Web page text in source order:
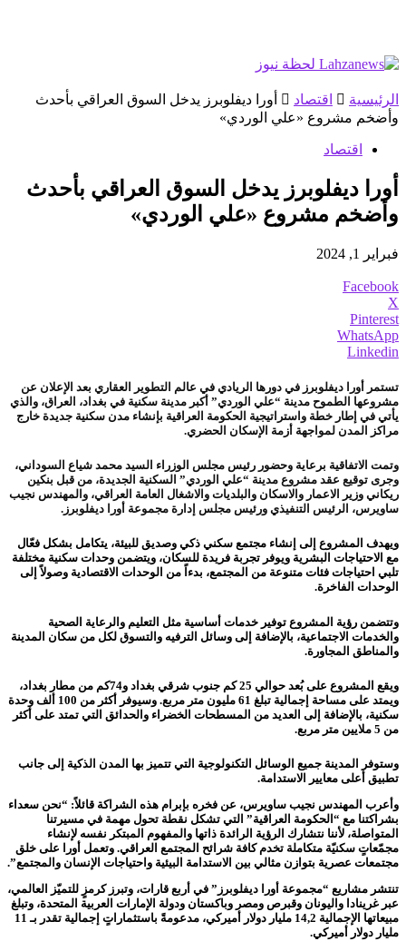
الرئيسية اقتصاد
أورا ديفلوبرز يدخل السوق العراقي بأحدث
وأضخم مشروع «علي الوردي»
اقتصاد
أورا ديفلوبرز يدخل السوق العراقي بأحدث
وأضخم مشروع «علي الوردي»
فبراير 1, 2024
Facebook
X
Pinterest
WhatsApp
Linkedin
تستمر أورا ديفلوبرز في دورها الريادي في عالم التطوير العقاري بعد الإعلان عن
مشروعها الطموح مدينة “علي الوردي” أكبر مدينة سكنية في بغداد، العراق، والذي
يأتي في إطار خطة واستراتيجية الحكومة العراقية بإنشاء مدن سكنية جديدة خارج
مراكز المدن لمواجهة أزمة الإسكان الحضري.
وتمت الاتفاقية برعاية وحضور رئيس مجلس الوزراء السيد محمد شياع السوداني،
وجرى توقيع عقد مشروع مدينة “علي الوردي” السكنية الجديدة، من قبل بنكين
ريكاني وزير الاعمار والاسكان والبلديات والاشغال العامة العراقي، والمهندس نجيب
ساويرس، الرئيس التنفيذي ورئيس مجلس إدارة مجموعة أورا ديفلوبرز.
ويهدف المشروع إلى إنشاء مجتمع سكني ذكي وصديق للبيئة، يتكامل بشكل فعّال
مع الاحتياجات البشرية ويوفر تجربة فريدة للسكان، ويتضمن وحدات سكنية مختلفة
تلبي احتياجات فئات متنوعة من المجتمع، بدءاً من الوحدات الاقتصادية وصولاً إلى
الوحدات الفاخرة.
وتتضمن رؤية المشروع توفير خدمات أساسية مثل التعليم والرعاية الصحية
والخدمات الاجتماعية، بالإضافة إلى وسائل الترفيه والتسوق لكل من سكان المدينة
والمناطق المجاورة.
ويقع المشروع على بُعد حوالي 25 كم جنوب شرقي بغداد و74كم من مطار بغداد،
ويمتد على مساحة إجمالية تبلغ 61 مليون متر مربع. وسيوفر أكثر من 100 ألف وحدة
سكنية، بالإضافة إلى العديد من المسطحات الخضراء والحدائق التي تمتد على أكثر
من 5 ملايين متر مربع.
وستوفر المدينة جميع الوسائل التكنولوجية التي تتميز بها المدن الذكية إلى جانب
تطبيق أعلى معايير الاستدامة.
وأعرب المهندس نجيب ساويرس، عن فخره بإبرام هذه الشراكة قائلاً: “نحن سعداء
بشراكتنا مع “الحكومة العراقية” التي تشكل نقطة تحول مهمة في مسيرتنا
المتواصلة، لأننا نتشارك الرؤية الرائدة ذاتها والمفهوم المبتكر نفسه لإنشاء
مجمّعاتٍ سكنيّة متكاملة تخدم كافة شرائح المجتمع العراقي. وتعمل أورا على خلق
مجتمعات عصرية بتوازن مثالي بين الاستدامة البيئية واحتياجات الإنسان والمجتمع”.
تنتشر مشاريع “مجموعة أورا ديفلوبرز” في أربع قارات، وتبرز كرمزٍ للتميّز العالمي،
عبر غرينادا واليونان وقبرص ومصر وباكستان ودولة الإمارات العربية المتحدة، وتبلغ
مبيعاتها الإجمالية 14,2 مليار دولار أميركي، مدعومةً باستثماراتٍ إجمالية تقدر بـ 11
مليار دولار أميركي.